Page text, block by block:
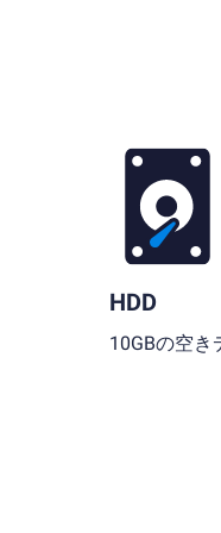
HDD
10GBの空き